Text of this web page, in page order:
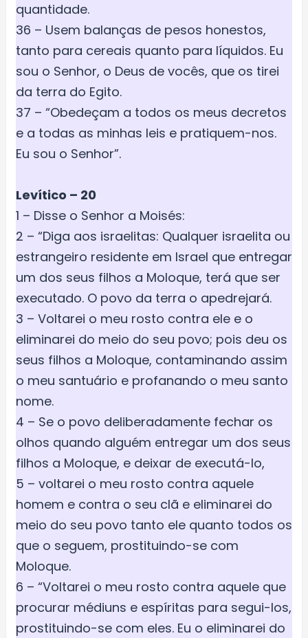
quantidade.
36 – Usem balanças de pesos honestos,
tanto para cereais quanto para líquidos. Eu
sou o Senhor, o Deus de vocês, que os tirei
da terra do Egito.
37 – “Obedeçam a todos os meus decretos
e a todas as minhas leis e pratiquem-nos.
Eu sou o Senhor”.
Levítico – 20
1 – Disse o Senhor a Moisés:
2 – “Diga aos israelitas: Qualquer israelita ou
estrangeiro residente em Israel que entregar
um dos seus filhos a Moloque, terá que ser
executado. O povo da terra o apedrejará.
3 – Voltarei o meu rosto contra ele e o
eliminarei do meio do seu povo; pois deu os
seus filhos a Moloque, contaminando assim
o meu santuário e profanando o meu santo
nome.
4 – Se o povo deliberadamente fechar os
olhos quando alguém entregar um dos seus
filhos a Moloque, e deixar de executá-lo,
5 – voltarei o meu rosto contra aquele
homem e contra o seu clã e eliminarei do
meio do seu povo tanto ele quanto todos os
que o seguem, prostituindo-se com
Moloque.
6 – “Voltarei o meu rosto contra aquele que
procurar médiuns e espíritas para segui-los,
prostituindo-se com eles. Eu o eliminarei do